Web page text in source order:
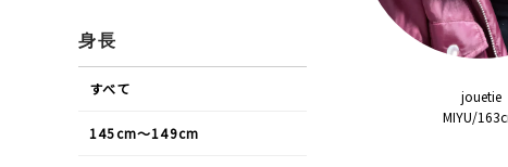
jouetie
MIYU/
身長
すべて
145cm〜149cm